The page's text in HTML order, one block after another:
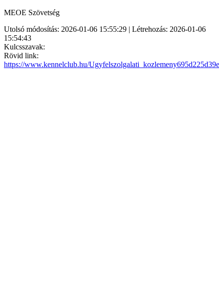
MEOE Szövetség
Utolsó módosítás: 2026-01-06 15:55:29 | Létrehozás: 2026-01-06
15:54:43
Kulcsszavak:
Rövid link:
https://www.kennelclub.hu/